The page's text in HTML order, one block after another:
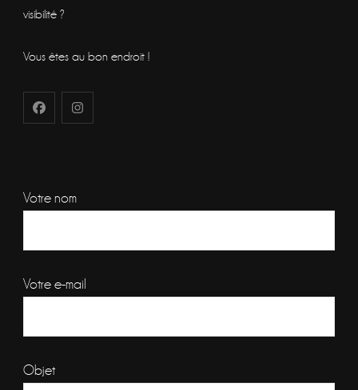
visibilité ?
Vous êtes au bon endroit !
Votre nom
Votre e-mail
Objet